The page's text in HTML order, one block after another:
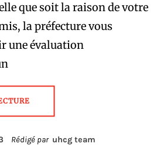
que soit la raison de votre
la préfecture vous
une évaluation
Rédigé par uhcg team